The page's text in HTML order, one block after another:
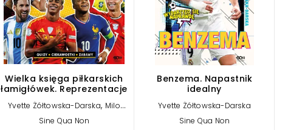
Wielka księga piłkarskich
łamigłówek. Reprezentacje
Yvette Żółtowska-Darska, Milo
Darski
Sine Qua Non
Benzema. Napastnik
idealny
Yvette Żółtowska-Darska
Sine Qua Non